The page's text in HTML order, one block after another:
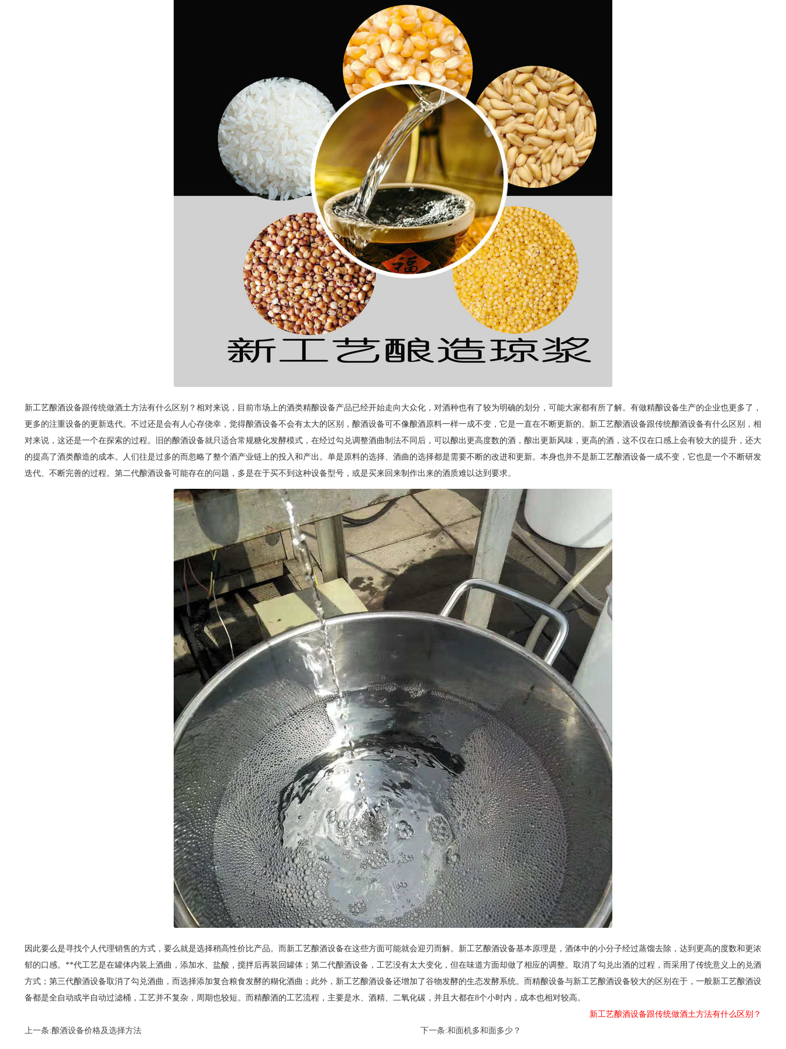
新工艺酿酒设备跟传统做酒土方法有什么区别？相对来说，目前市场上的酒类精酿设备产品已经开始走向大众化，对酒种也有了较为明确的划分，可能大家都有所了解。有做精酿设备生产的企业也更多了，
更多的注重设备的更新迭代。不过还是会有人心存侥幸，觉得酿酒设备不会有太大的区别，酿酒设备可不像酿酒原料一样一成不变，它是一直在不断更新的。新工艺酿酒设备跟传统酿酒设备有什么区别，相
对来说，这还是一个在探索的过程。旧的酿酒设备就只适合常规糖化发酵模式，在经过勾兑调整酒曲制法不同后，可以酿出更高度数的酒，酿出更新风味，更高的酒，这不仅在口感上会有较大的提升，还大
的提高了酒类酿造的成本。人们往是过多的而忽略了整个酒产业链上的投入和产出。单是原料的选择、酒曲的选择都是需要不断的改进和更新。本身也并不是新工艺酿酒设备一成不变，它也是一个不断研发
迭代、不断完善的过程。第二代酿酒设备可能存在的问题，多是在于买不到这种设备型号，或是买来回来制作出来的酒质难以达到要求。
因此要么是寻找个人代理销售的方式，要么就是选择稍高性价比产品。而新工艺酿酒设备在这些方面可能就会迎刃而解。新工艺酿酒设备基本原理是，酒体中的小分子经过蒸馏去除，达到更高的度数和更浓
郁的口感。**代工艺是在罐体内装上酒曲，添加水、盐酸，搅拌后再装回罐体；第二代酿酒设备，工艺没有太大变化，但在味道方面却做了相应的调整。取消了勾兑出酒的过程，而采用了传统意义上的兑酒
方式；第三代酿酒设备取消了勾兑酒曲，而选择添加复合粮食发酵的糊化酒曲；此外，新工艺酿酒设备还增加了谷物发酵的生态发酵系统。而精酿设备与新工艺酿酒设备较大的区别在于，一般新工艺酿酒设
备都是全自动或半自动过滤桶，工艺并不复杂，周期也较短。而精酿酒的工艺流程，主要是水、酒精、二氧化碳，并且大都在8个小时内，成本也相对较高。
新工艺酿酒设备跟传统做酒土方法有什么区别？
上一条:酿酒设备价格及选择方法 下一条:和面机多和面多少？